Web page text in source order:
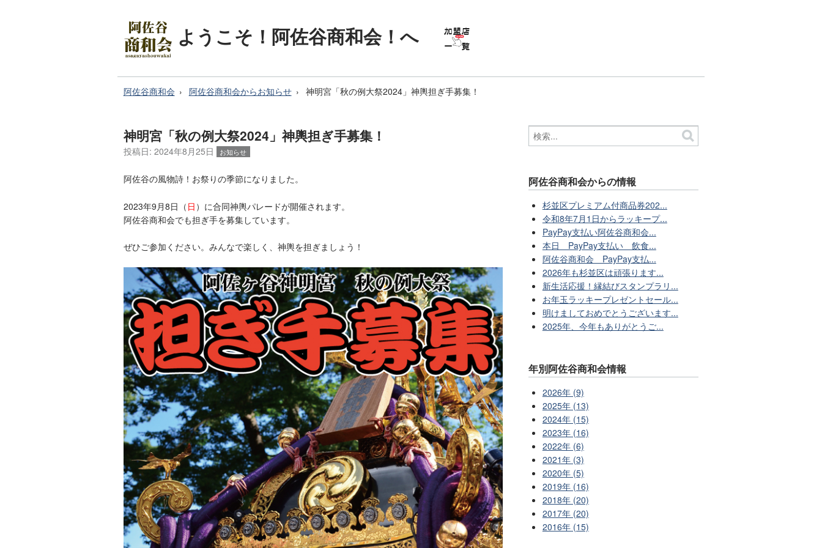
ようこそ！阿佐谷商和会！へ
阿佐谷商和会 阿佐谷商和会からお知らせ 神明宮「秋の例大祭2024」神輿担ぎ手募集！
神明宮「秋の例大祭2024」神輿担ぎ手募集！
投稿日: 2024年8月25日 お知らせ
阿佐谷の風物詩！お祭りの季節になりました。
2023年9月8日（ 日 ）に合同神輿パレードが開催されます。
阿佐谷商和会でも担ぎ手を募集しています。
ぜひご参加ください。みんなで楽しく、神輿を担ぎましょう！
阿佐谷商和会からの情報
杉並区プレミアム付商品券202...
令和8年7月1日からラッキープ...
PayPay支払い阿佐谷商和会...
本日 PayPay支払い 飲食...
阿佐谷商和会 PayPay支払...
2026年も杉並区は頑張ります...
新生活応援！縁結びスタンプラリ...
お年玉ラッキープレゼントセール...
明けましておめでとうございます...
2025年、今年もありがとうご...
年別阿佐谷商和会情報
2026年 (9)
2025年 (13)
2024年 (15)
2023年 (16)
2022年 (6)
2021年 (3)
2020年 (5)
2019年 (16)
2018年 (20)
2017年 (20)
2016年 (15)